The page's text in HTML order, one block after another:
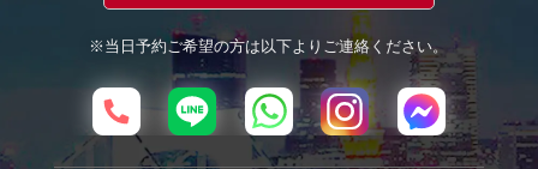
※当日予約ご希望の方は以下よりご連絡ください。